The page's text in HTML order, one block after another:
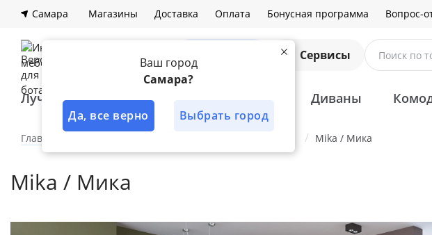
Ваш город
Самара?
Да, все верно Выбрать город
Самара Магазины Доставка Оплата Бонусная программа Вопрос-
Сервисы Поиск по
Лучшее решение Диваны
Главная Mika / Мика
Mika / Мика